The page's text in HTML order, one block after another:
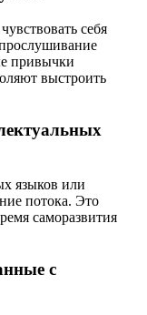
себя
привычки
выстроить
языков или
потока. Это
саморазвития
с